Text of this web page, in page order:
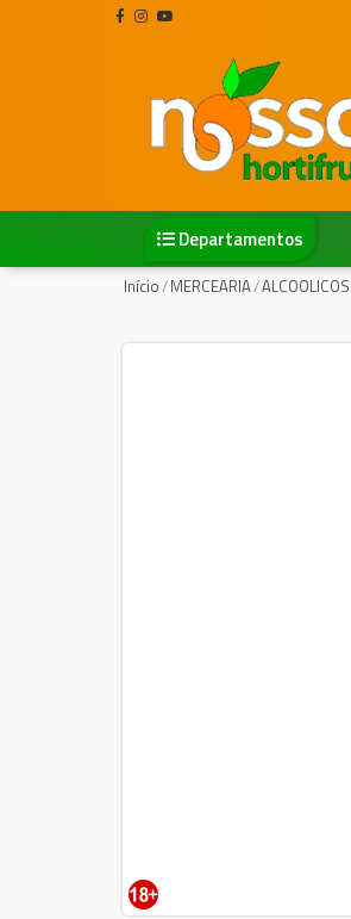
Departamentos
Início/MERCEARIA/ALCOOLICOS